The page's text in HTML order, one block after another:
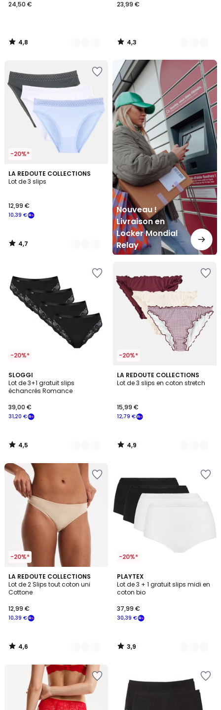
24,50 €
4,8
/
23,99 €
4,3
/
-20%*
LA REDOUTE COLLECTIONS
Lot de 3 slips
10,39 €
12,99 €
4,7
/ 5
3
Couleurs
4,7
/
Nouveau !
Livraison en
Locker Mondial
Relay
Nouveau
Livraison
en
Locker
Mondial
Relay
-20%*
SLOGGI
Lot de 3+1 gratuit slips
échancrés Romance
31,20 €
39,00 €
4,5
/ 5
2
Couleurs
4,5
/
-20%*
LA REDOUTE COLLECTIONS
Lot de 3 slips en coton stretch
12,79 €
15,99 €
4,9
/ 5
2
Couleurs
4,9
/
-20%*
LA REDOUTE COLLECTIONS
Lot de 2 Slips tout coton uni
Cottone
10,39 €
12,99 €
4,6
/ 5
4
Couleurs
4,6
/
-20%*
PLAYTEX
Lot de 3 + 1 gratuit slips midi en
coton bio
30,39 €
37,99 €
3,9
/ 5
3
Couleurs
3,9
/